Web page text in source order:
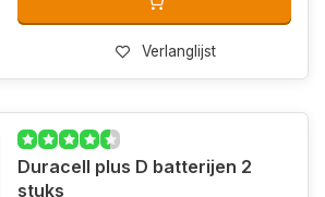
Verlanglijst
Duracell plus D batterijen 2
stuks